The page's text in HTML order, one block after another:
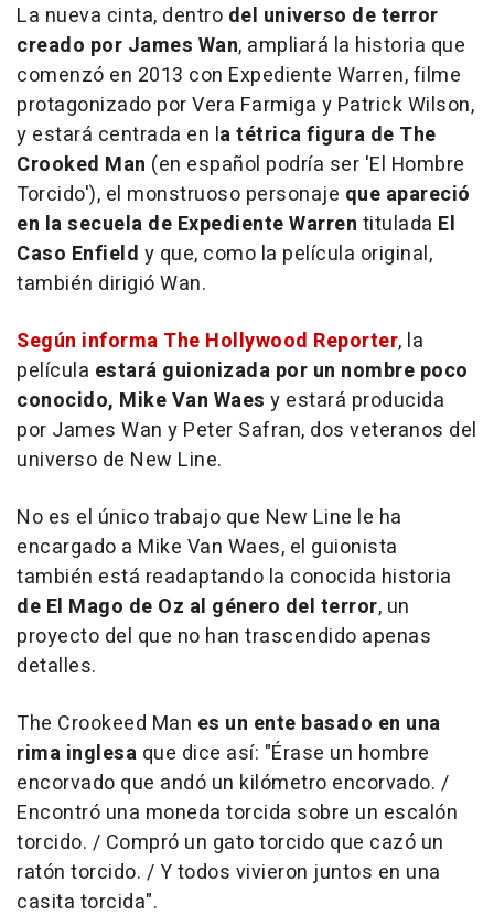
La nueva cinta, dentro del universo de terror
creado por James Wan, ampliará la historia que
comenzó en 2013 con Expediente Warren, filme
protagonizado por Vera Farmiga y Patrick Wilson,
y estará centrada en la tétrica figura de The
Crooked Man (en español podría ser 'El Hombre
Torcido'), el monstruoso personaje que apareció
en la secuela de Expediente Warren titulada El
Caso Enfield y que, como la película original,
también dirigió Wan.
Según informa The Hollywood Reporter, la
película estará guionizada por un nombre poco
conocido, Mike Van Waes y estará producida
por James Wan y Peter Safran, dos veteranos del
universo de New Line.
No es el único trabajo que New Line le ha
encargado a Mike Van Waes, el guionista
también está readaptando la conocida historia
de El Mago de Oz al género del terror, un
proyecto del que no han trascendido apenas
detalles.
The Crookeed Man es un ente basado en una
rima inglesa que dice así: "Érase un hombre
encorvado que andó un kilómetro encorvado. /
Encontró una moneda torcida sobre un escalón
torcido. / Compró un gato torcido que cazó un
ratón torcido. / Y todos vivieron juntos en una
casita torcida".